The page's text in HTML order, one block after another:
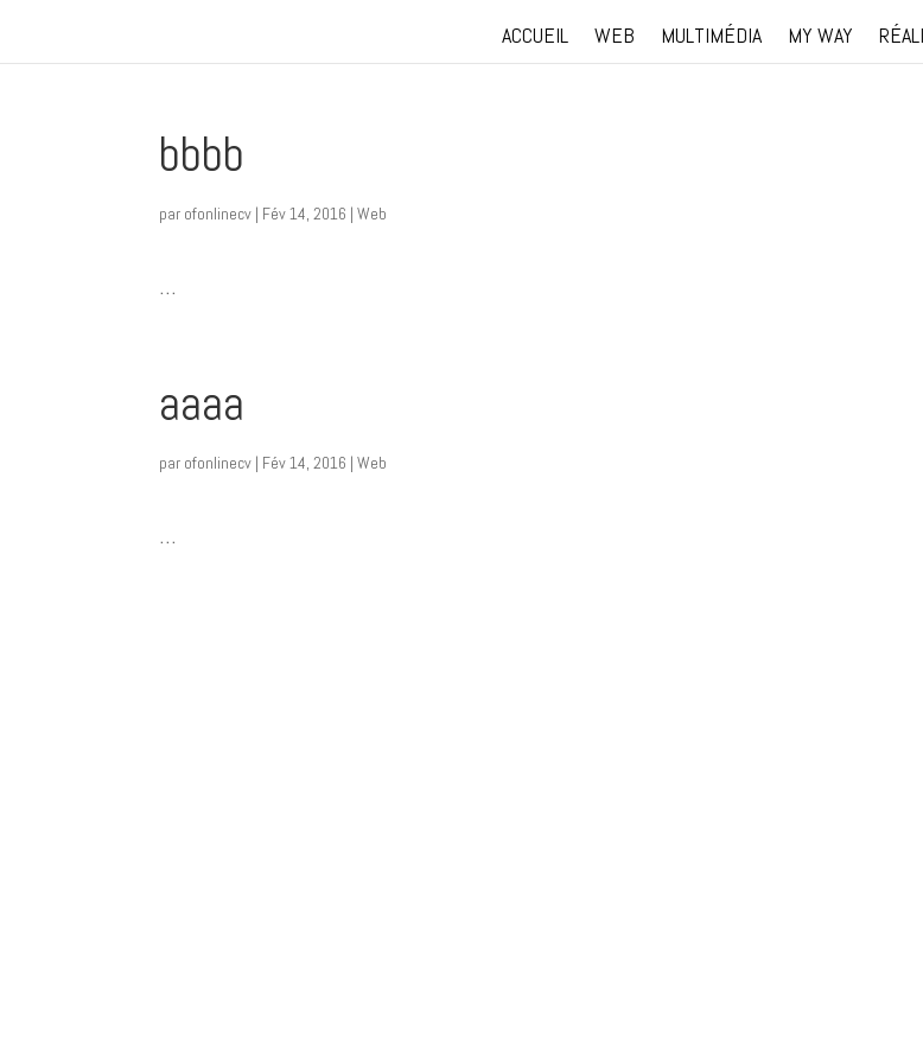
ACCUEIL WEB MULTIMÉDIA MY WAY
bbbb
par ofonlinecv | Fév 14, 2016 |Web
...
aaaa
par ofonlinecv | Fév 14, 2016 |Web
...